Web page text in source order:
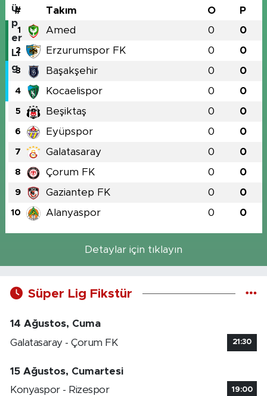
# Takım O P
1 Amed 0 0
2 Erzurumspor FK 0 0
3 Başakşehir 0 0
4 Kocaelispor 0 0
5 Beşiktaş 0 0
6 Eyüpspor 0 0
7 Galatasaray 0 0
8 Çorum FK 0 0
9 Gaziantep FK 0 0
10 Alanyaspor 0 0
Detaylar için tıklayın
Süper Lig Fikstür
14 Ağustos, Cuma
Galatasaray - Çorum FK
21:30
15 Ağustos, Cumartesi
Konyaspor - Rizespor
19:00